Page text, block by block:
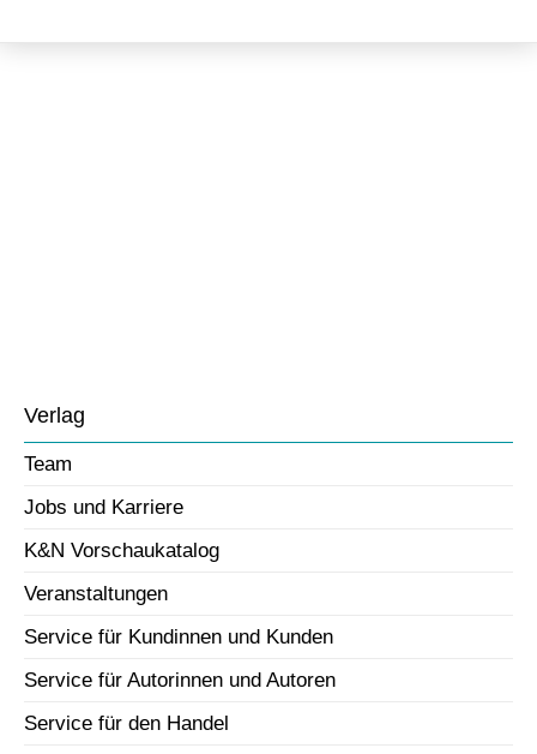
Verlag
Team
Jobs und Karriere
K&N Vorschaukatalog
Veranstaltungen
Service für Kundinnen und Kunden
Service für Autorinnen und Autoren
Service für den Handel